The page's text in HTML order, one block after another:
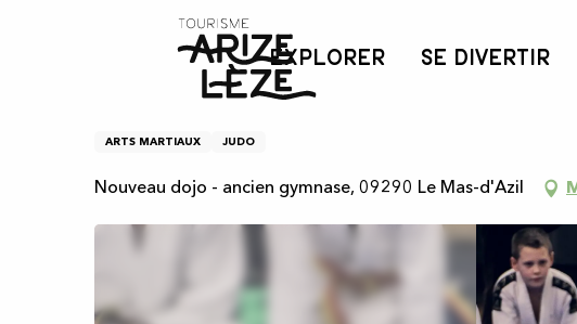
EXPLORER SE DIVERTIR
Judo
ARTS MARTIAUX JUDO
Nouveau dojo - ancien gymnase, 09290 Le Mas-d'Azil